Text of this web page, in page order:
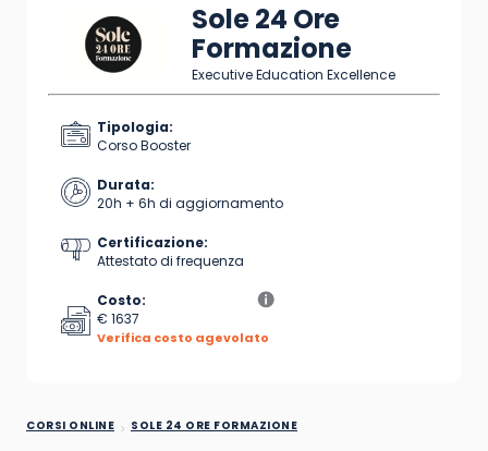
Sole 24 Ore
Formazione
Executive Education Excellence
Tipologia:
Corso Booster
Durata:
20h + 6h di aggiornamento
Certificazione:
Attestato di frequenza
Costo:
€ 1637
Verifica costo agevolato
CORSI ONLINE SOLE 24 ORE FORMAZIONE